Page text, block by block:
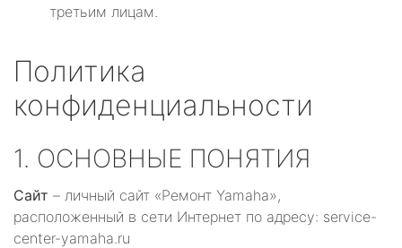
третьим лицам.
Политика
конфиденциальности
1. ОСНОВНЫЕ ПОНЯТИЯ
Сайт – личный сайт «Ремонт Yamaha»,
расположенный в сети Интернет по адресу: service-
center-yamaha.ru